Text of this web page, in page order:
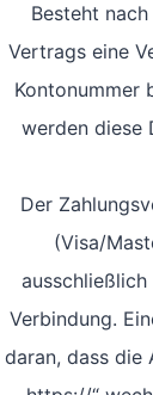
Besteht
Vertrags eine
Kontonummer
werden diese
Der
(Visa/
Verbindung.
daran, dass die